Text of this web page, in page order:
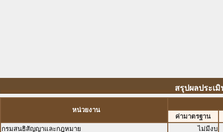
สรุปผลประเ
หน่วยงาน
ค่ามาตรฐาน
กรมสนธิสัญญาและกฎหมาย
ไม่มีงบ